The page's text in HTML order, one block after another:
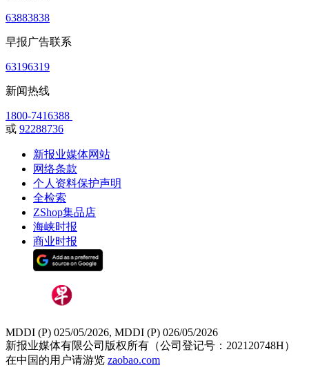
63883838
早报广告联系
63196319
新闻热线
1800-7416388
或 92288736
新报业媒体网站
网络条款
个人资料保护声明
全检索
ZShop集品店
海峡时报
商业时报
MDDI (P) 025/05/2026, MDDI (P) 026/05/2026
新报业媒体有限公司版权所有（公司登记号：202120748H）
在中国的用户请游览 zaobao.com